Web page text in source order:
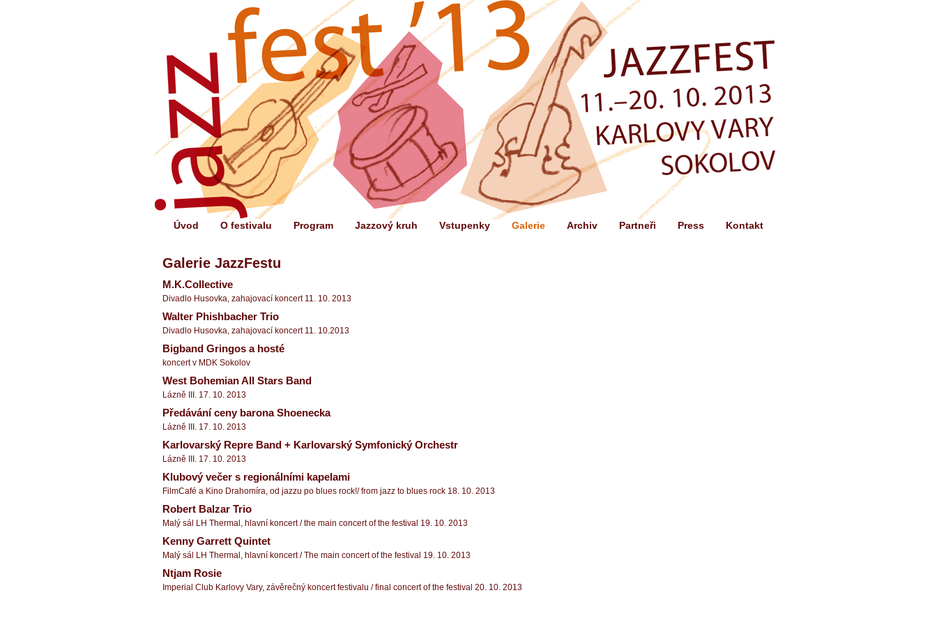
Úvod O festivalu Program Jazzový kruh Vstupenky Galerie Archiv Partneři Press Kontakt
Galerie JazzFestu
M.K.Collective
Divadlo Husovka, zahajovací koncert 11. 10. 2013
Walter Phishbacher Trio
Divadlo Husovka, zahajovací koncert 11. 10.2013
Bigband Gringos a hosté
koncert v MDK Sokolov
West Bohemian All Stars Band
Lázně III. 17. 10. 2013
Předávání ceny barona Shoenecka
Lázně III. 17. 10. 2013
Karlovarský Repre Band + Karlovarský Symfonický Orchestr
Lázně III. 17. 10. 2013
Klubový večer s regionálními kapelami
FilmCafé a Kino Drahomíra, od jazzu po blues rock!/ from jazz to blues rock 18. 10. 2013
Robert Balzar Trio
Malý sál LH Thermal, hlavní koncert / the main concert of the festival 19. 10. 2013
Kenny Garrett Quintet
Malý sál LH Thermal, hlavní koncert / The main concert of the festival 19. 10. 2013
Ntjam Rosie
Imperial Club Karlovy Vary, závěrečný koncert festivalu / final concert of the festival 20. 10. 2013